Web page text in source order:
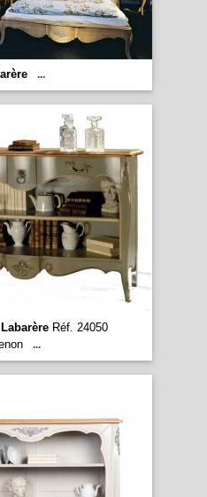
...
LabarèreRéf. 24050
...